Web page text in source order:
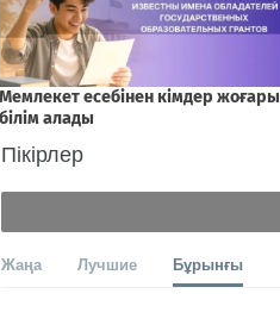
Пікірлер
Жаңа Лучшие Бұрынғы